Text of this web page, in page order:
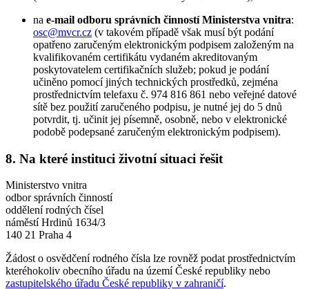
na e-mail odboru správních činností Ministerstva vnitra:
osc@mvcr.cz (v takovém případě však musí být podání
opatřeno zaručeným elektronickým podpisem založeným na
kvalifikovaném certifikátu vydaném akreditovaným
poskytovatelem certifikačních služeb; pokud je podání
učiněno pomocí jiných technických prostředků, zejména
prostřednictvím telefaxu č. 974 816 861 nebo veřejné datové
sítě bez použití zaručeného podpisu, je nutné jej do 5 dnů
potvrdit, tj. učinit jej písemně, osobně, nebo v elektronické
podobě podepsané zaručeným elektronickým podpisem).
8. Na které instituci životní situaci řešit
Ministerstvo vnitra
odbor správních činností
oddělení rodných čísel
náměstí Hrdinů 1634/3
140 21 Praha 4
Žádost o osvědčení rodného čísla lze rovněž podat prostřednictvím
kteréhokoliv obecního úřadu na území České republiky nebo
zastupitelského úřadu České republiky v zahraničí.